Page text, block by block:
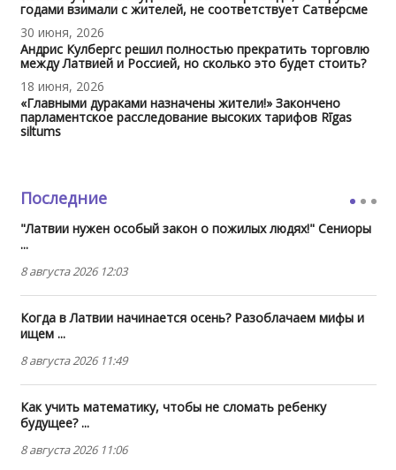
годами взимали с жителей, не соответствует Сатверсме
30 июня, 2026
Андрис Кулбергс решил полностью прекратить торговлю
между Латвией и Россией, но сколько это будет стоить?
18 июня, 2026
«Главными дураками назначены жители!» Закончено
парламентское расследование высоких тарифов Rīgas
siltums
Последние
"Латвии нужен особый закон о пожилых людях!" Сениоры
...
8 августа 2026 12:03
Когда в Латвии начинается осень? Разоблачаем мифы и
ищем ...
8 августа 2026 11:49
Как учить математику, чтобы не сломать ребенку
будущее? ...
8 августа 2026 11:06